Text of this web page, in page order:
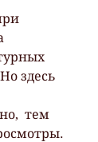
здесь
тем